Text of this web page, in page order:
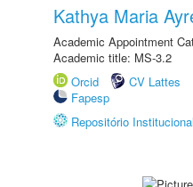
Kathya Maria
Academic Appointment
Academic title: MS-3.2
Orcid
CV Lattes
Fapesp
Repositório